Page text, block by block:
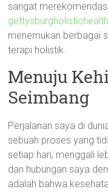
sangat
menemukan berbagai
terapi holistik.
Menuju
Seimbang
Perjalanan saya di
sebuah proses yang
setiap hari, menggali
dan hubungan saya
adalah bahwa